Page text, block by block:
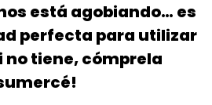
está agobiando… es
perfecta para utilizar
no tiene, cómprela